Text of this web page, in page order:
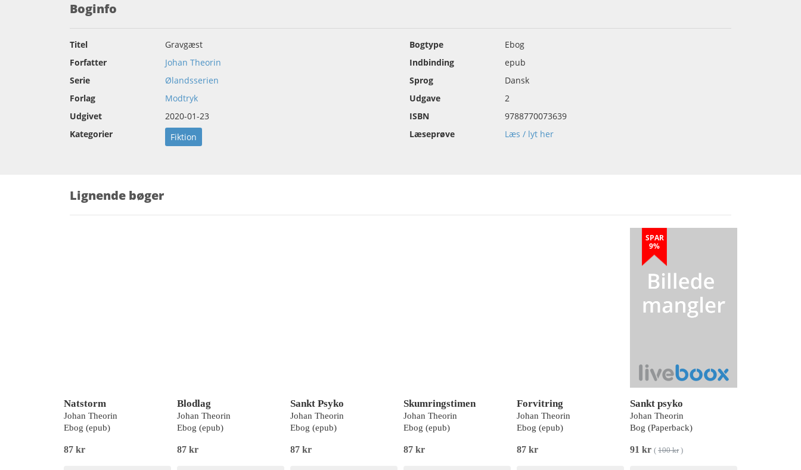
Boginfo
Titel
Gravgæst
Forfatter
Johan Theorin
Serie
Ølandsserien
Forlag
Modtryk
Udgivet
2020-01-23
Kategorier
Fiktion
Bogtype
Ebog
Indbinding
epub
Sprog
Dansk
Udgave
2
ISBN
9788770073639
Læseprøve
Læs / lyt her
Lignende bøger
Natstorm
Johan Theorin
Ebog (epub)
87 kr
Blodlag
Johan Theorin
Ebog (epub)
87 kr
Sankt Psyko
Johan Theorin
Ebog (epub)
87 kr
Skumringstimen
Johan Theorin
Ebog (epub)
87 kr
Forvitring
Johan Theorin
Ebog (epub)
87 kr
SPAR
9%
Sankt psyko
Johan Theorin
Bog (Paperback)
91 kr ( 100 kr)